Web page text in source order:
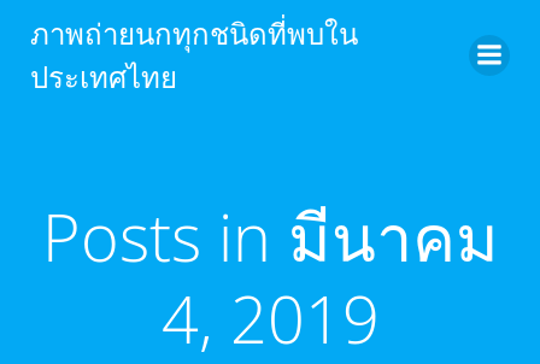
Skip
to
ภาพถ่ายนกทุกชนิดที่พบใน
ประเทศไทย
Posts in มีนาคม
4, 2019